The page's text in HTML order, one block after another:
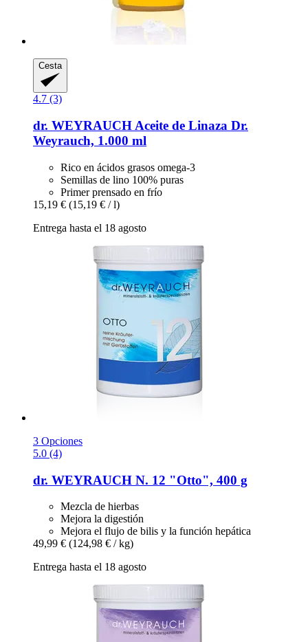
Cesta
4.7 (3)
dr. WEYRAUCH Aceite de Linaza Dr.
Weyrauch, 1.000 ml
Rico en ácidos grasos omega-3
Semillas de lino 100% puras
Primer prensado en frío
15,19 € (15,19 € / l)
Entrega hasta el 18 agosto
3 Opciones
5.0 (4)
dr. WEYRAUCH N. 12 "Otto", 400 g
Mezcla de hierbas
Mejora la digestión
Mejora el flujo de bilis y la función hepática
49,99 € (124,98 € / kg)
Entrega hasta el 18 agosto